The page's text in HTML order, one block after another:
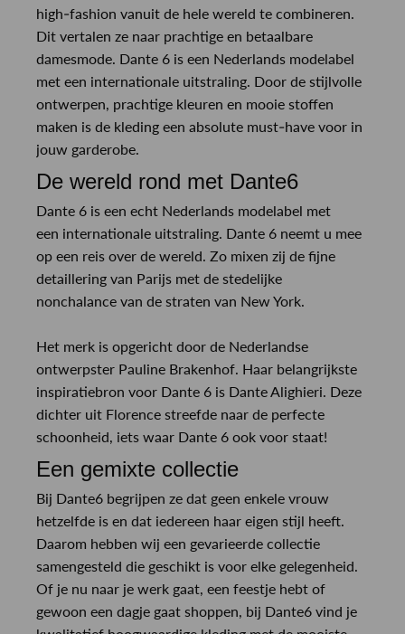
high-fashion vanuit de hele wereld te combineren.
Dit vertalen ze naar prachtige en betaalbare
damesmode. Dante 6 is een Nederlands modelabel
met een internationale uitstraling. Door de stijlvolle
ontwerpen, prachtige kleuren en mooie stoffen
maken is de kleding een absolute must-have voor in
jouw garderobe.
De wereld rond met Dante6
Dante 6 is een echt Nederlands modelabel met
een internationale uitstraling. Dante 6 neemt u mee
op een reis over de wereld. Zo mixen zij de fijne
detaillering van Parijs met de stedelijke
nonchalance van de straten van New York.
Het merk is opgericht door de Nederlandse
ontwerpster Pauline Brakenhof. Haar belangrijkste
inspiratiebron voor Dante 6 is Dante Alighieri. Deze
dichter uit Florence streefde naar de perfecte
schoonheid, iets waar Dante 6 ook voor staat!
Een gemixte collectie
Bij Dante6 begrijpen ze dat geen enkele vrouw
hetzelfde is en dat iedereen haar eigen stijl heeft.
Daarom hebben wij een gevarieerde collectie
samengesteld die geschikt is voor elke gelegenheid.
Of je nu naar je werk gaat, een feestje hebt of
gewoon een dagje gaat shoppen, bij Dante6 vind je